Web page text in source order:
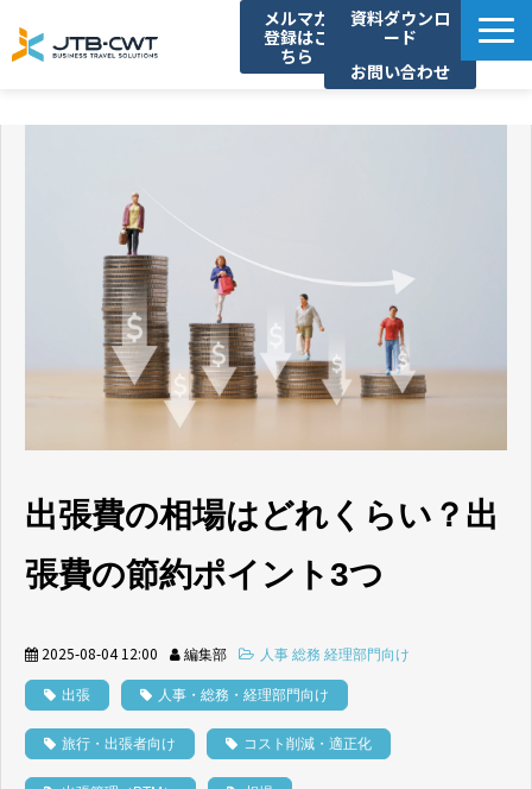
メルマガ
登録はこ
ちら
資料ダウンロ
ード
お問い合わせ
セミナー/イベント
コラム
お知らせ
よくあるご質問
出張費の相場はどれくらい？出
張費の節約ポイント3つ
2025-08-04 12:00 編集部 人事 総務 経理部門向け
出張 人事・総務・経理部門向け
旅行・出張者向け コスト削減・適正化